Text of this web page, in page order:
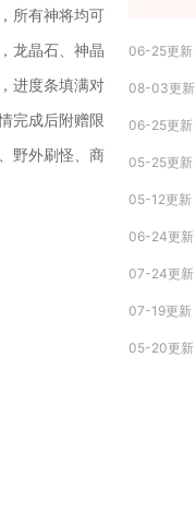
所有神将均可
龙晶石、神晶
进度条填满对
完成后附赠限
野外刷怪、商
06-25更新
08-03更新
06-25更新
05-25更新
05-12更新
06-24更新
07-24更新
07-19更新
05-20更新